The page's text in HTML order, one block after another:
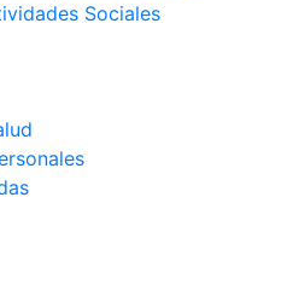
Sociales